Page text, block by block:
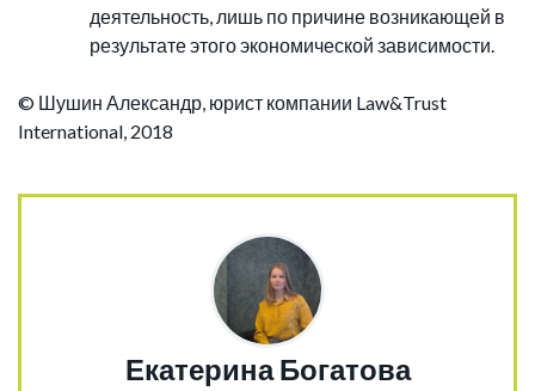
деятельность, лишь по причине возникающей в
результате этого экономической зависимости.
© Шушин Александр, юрист компании Law&Trust
International, 2018
Екатерина Богатова